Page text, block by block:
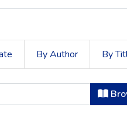
By Author By